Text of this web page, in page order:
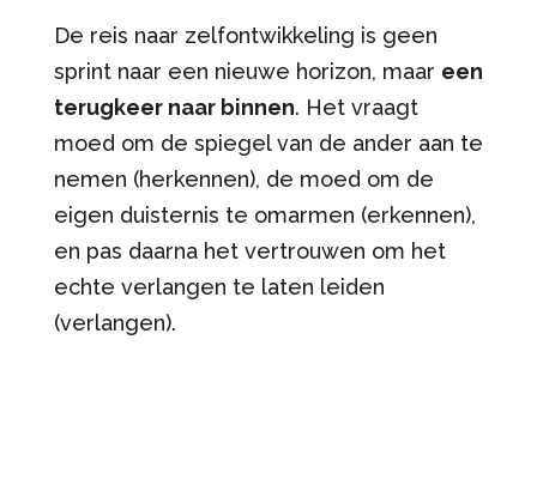
De reis naar zelfontwikkeling is geen
sprint naar een nieuwe horizon, maar een
terugkeer naar binnen. Het vraagt
moed om de spiegel van de ander aan te
nemen (herkennen), de moed om de
eigen duisternis te omarmen (erkennen),
en pas daarna het vertrouwen om het
echte verlangen te laten leiden
(verlangen).